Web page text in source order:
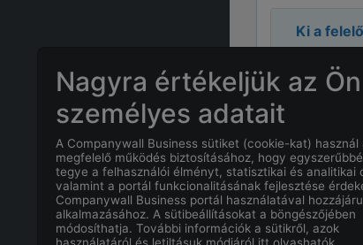
Ki a
A cégnél
Mekkora
MiWorld
Nagyra értékeljük az Ön
személyes adatait
A Companywall Business sütiket (cookie-kat) használ
megfelelő működés biztosításához, hogy
tegye a felhasználói élményt, statisztikai és analitikai
valamint a portál funkcionalitásának fejlesztése
Companywall Business portál használatával
alkalmazásához. A sütibeállításokat a böngészőjében
módosíthatja. További információk a sütikről, azok